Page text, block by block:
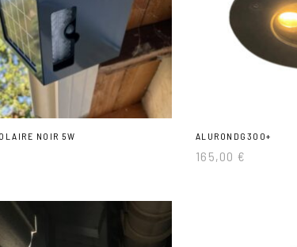
NOIR 5W ALURONDG300+
165,00€